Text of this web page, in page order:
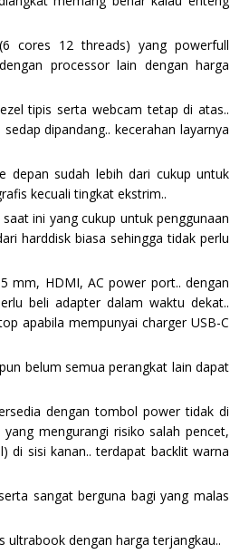
cores 12 threads) yang powerfull
processor lain dengan harga
tipis serta webcam tetap di atas..
dipandang.. kecerahan layarnya
depan sudah lebih dari cukup untuk
kecuali tingkat ekstrim..
ini yang cukup untuk penggunaan
harddisk biasa sehingga tidak perlu
mm, HDMI, AC power port.. dengan
beli adapter dalam waktu dekat..
apabila mempunyai charger USB-C
belum semua perangkat lain dapat
dengan tombol power tidak di
mengurangi risiko salah pencet,
di sisi kanan.. terdapat backlit warna
sangat berguna bagi yang malas
ultrabook dengan harga terjangkau..